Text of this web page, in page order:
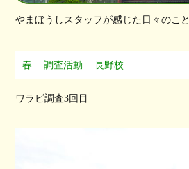
やまぼうしスタッフが感じた日々のこと
春 調査活動 長野校
ワラビ調査3回目